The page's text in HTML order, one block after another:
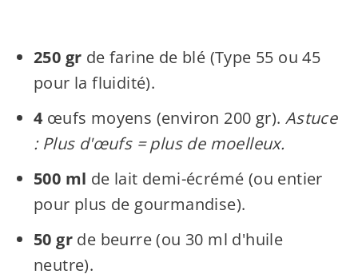
250 gr de farine de blé (Type 55 ou 45
pour la fluidité).
4 œufs moyens (environ 200 gr). Astuce
: Plus d'œufs = plus de moelleux.
500 ml de lait demi-écrémé (ou entier
pour plus de gourmandise).
50 grde beurre (ou 30 ml d'huile
neutre).